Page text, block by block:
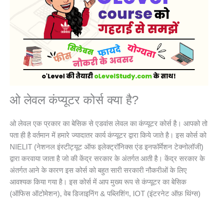
ओ लेवल कंप्यूटर कोर्स क्या है?
ओ लेवल एक प्रकार का बेसिक से एडवांस लेवल का कंप्यूटर कोर्स है। आपको तो
पता ही है वर्तमान में हमारे ज्यादातर कार्य कंप्यूटर द्वारा किये जाते है। इस कोर्स को
NIELIT (नेशनल इंस्टीट्यूट ऑफ इलेक्ट्रॉनिक्स एंड इनफॉर्मेशन टेक्नोलॉजी)
द्वारा करवाया जाता है जो की केंद्र सरकार के अंतर्गत आती है। केंद्र सरकार के
अंतर्गत आने के कारण इस कोर्स को बहुत सारी सरकारी नौकरीओं के लिए
आवश्यक किया गया है। इस कोर्स में आप मुख्य रूप से कंप्यूटर का बेसिक
(ऑफिस ऑटोमेशन), वेब डिजाइनिंग & पब्लिशिंग, IOT (इंटरनेट ऑफ़ थिंग्स)